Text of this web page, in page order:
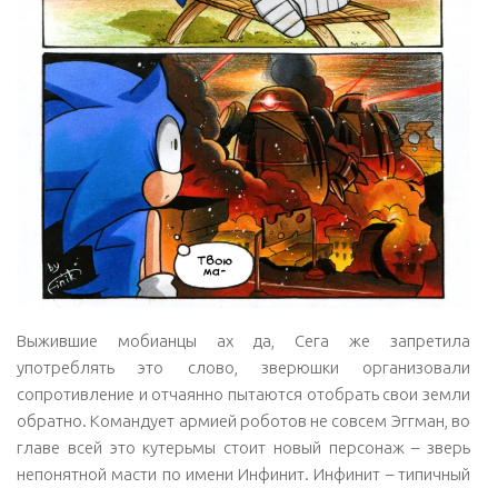
Выжившие мобианцы ах да, Сега же запретила
употреблять это слово, зверюшки организовали
сопротивление и отчаянно пытаются отобрать свои земли
обратно. Командует армией роботов не совсем Эггман, во
главе всей это кутерьмы стоит новый персонаж – зверь
непонятной масти по имени Инфинит. Инфинит – типичный